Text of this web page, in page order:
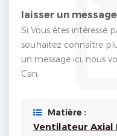
laisser un message
Si Vous êtes intéressé
souhaitez connaître
un message ici, nous
Can.
Matière :
Ventilateur Axial